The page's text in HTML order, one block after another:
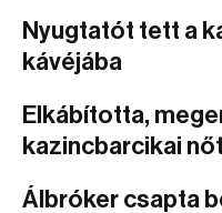
Nyugtatót tett a
kávéjába
Elkábította,
kazincbarcikai nőt
Álbróker csapta